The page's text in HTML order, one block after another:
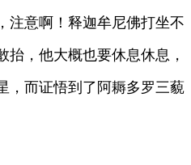
注意啊！释迦牟尼佛打坐不
抬，他大概也要休息休息，
，而证悟到了阿耨多罗三藐